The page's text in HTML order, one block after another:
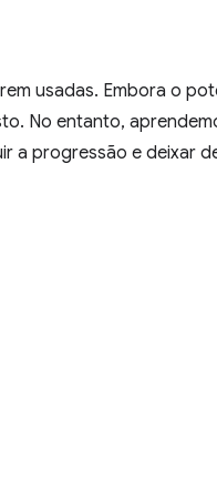
usadas. Embora o
No entanto,
a progressão e deixar